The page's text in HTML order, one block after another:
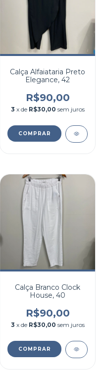
Calça Alfaiataria Preto
Elegance, 42
R$90,00
3 x de R$30,00 sem juros
COMPRAR
Calça Branco Clock
House, 40
R$90,00
3 x de R$30,00 sem juros
COMPRAR